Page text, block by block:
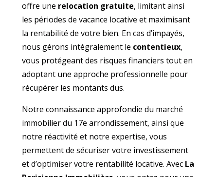
offre une relocation gratuite, limitant ainsi
les périodes de vacance locative et maximisant
la rentabilité de votre bien. En cas d’impayés,
nous gérons intégralement le contentieux,
vous protégeant des risques financiers tout en
adoptant une approche professionnelle pour
récupérer les montants dus.
Notre connaissance approfondie du marché
immobilier du 17e arrondissement, ainsi que
notre réactivité et notre expertise, vous
permettent de sécuriser votre investissement
et d’optimiser votre rentabilité locative. Avec La